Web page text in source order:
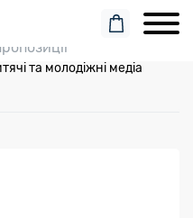
та молодіжні медіа